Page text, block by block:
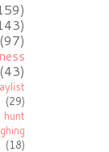
(97)
(43)
(29)
(18)